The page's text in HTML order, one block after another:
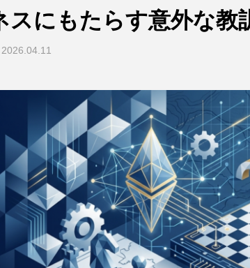
スにもたらす意外な教
2026.04.11